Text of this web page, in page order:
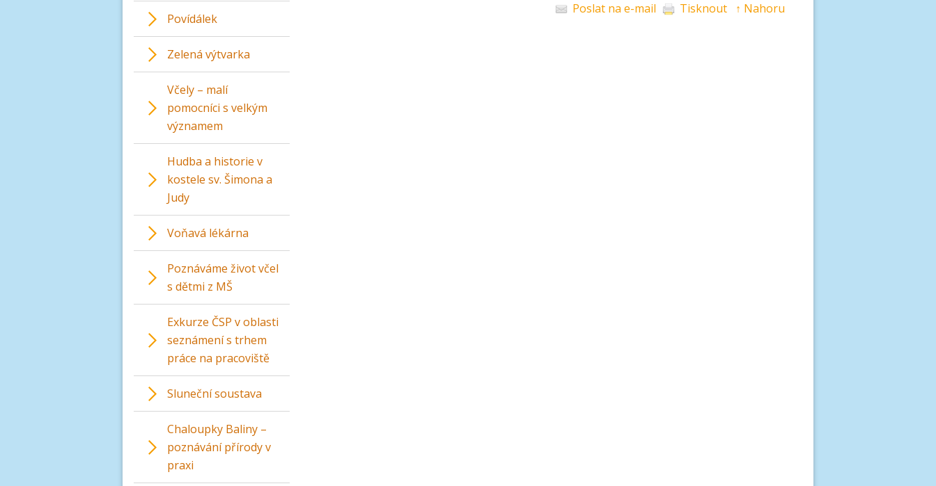
Poslat na e-mail Tisknout ↑ Nahoru
Povídálek
Zelená výtvarka
Včely – malí
pomocníci s velkým
významem
Hudba a historie v
kostele sv. Šimona a
Judy
Voňavá lékárna
Poznáváme život včel
s dětmi z MŠ
Exkurze ČSP v oblasti
seznámení s trhem
práce na pracoviště
Sluneční soustava
Chaloupky Baliny –
poznávání přírody v
praxi